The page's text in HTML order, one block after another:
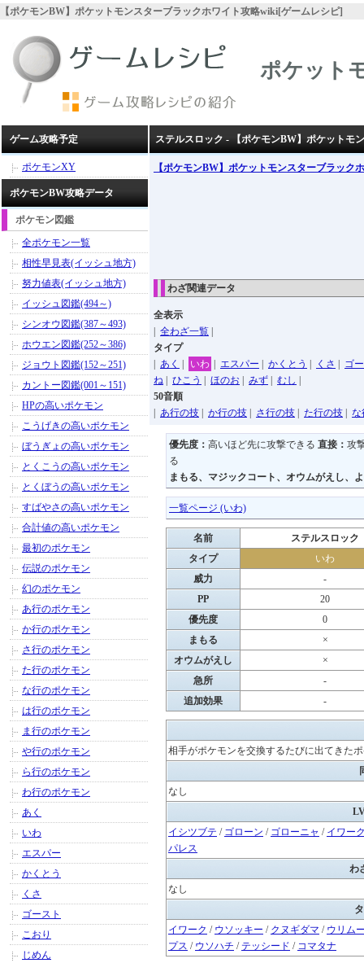
【ポケモンBW】ポケットモンスターブラックホワイト攻略wiki[ゲームレシピ]
ポケット
ステルスロック - 【ポケモンBW】ポケットモ
【ポケモンBW】ポケットモンスターブラック
わざ関連データ
全表示
全わざ一覧
タイプ
あく いわ エスパー かくとう くさ
ゴ
ね
ひこう ほのお みず むし
50音順
あ行の技 か行の技 さ行の技 た行の技 な
優先度： 高いほど先に攻撃できる 直接： 攻
る
まもる、マジックコート、オウムがえし、
一覧ページ (いわ)
名前
ステルスロック
タイプ
いわ
威力
-
PP
20
優先度
0
まもる
×
オウムがえし
×
急所
-
追加効果
-
相手がポケモンを交換するたびに出てきた
なし
イシツブテ / ゴローン / ゴローニャ / イワー
パレス
わ
なし
イワーク / ウソッキー / クヌギダマ / ウリム
プス / ウソハチ / テッシード / コマタナ
ゲーム攻略予定
ポケモンXY
ポケモンBW攻略データ
ポケモン図鑑
全ポケモン一覧
相性早見表(イッシュ地方)
努力値表(イッシュ地方)
イッシュ図鑑(494～)
シンオウ図鑑(387～493)
ホウエン図鑑(252～386)
ジョウト図鑑(152～251)
カントー図鑑(001～151)
HPの高いポケモン
こうげきの高いポケモン
ぼうぎょの高いポケモン
とくこうの高いポケモン
とくぼうの高いポケモン
すばやさの高いポケモン
合計値の高いポケモン
最初のポケモン
伝説のポケモン
幻のポケモン
あ行のポケモン
か行のポケモン
さ行のポケモン
た行のポケモン
な行のポケモン
は行のポケモン
ま行のポケモン
や行のポケモン
ら行のポケモン
わ行のポケモン
あく
いわ
エスパー
かくとう
くさ
ゴースト
こおり
じめん